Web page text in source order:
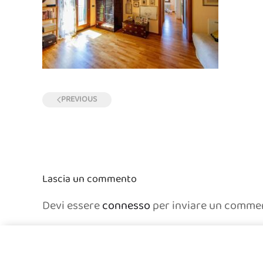
PREVIOUS
Lascia un commento
Devi essereconnessoper inviare un